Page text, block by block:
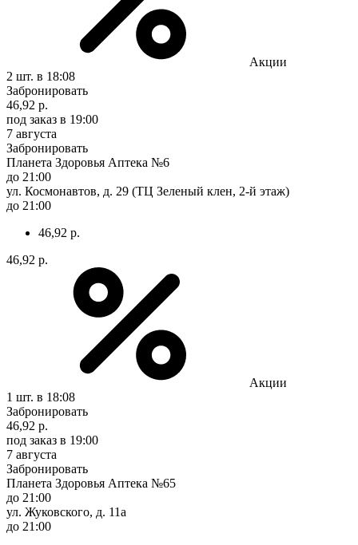
Акции
2 шт. в 18:08
Забронировать
46,92 р.
под заказ в 19:00
7 августа
Забронировать
Планета Здоровья Аптека №6
до 21:00
ул. Космонавтов, д. 29 (ТЦ Зеленый клен, 2-й этаж)
до 21:00
46,92 р.
46,92 р.
Акции
1 шт. в 18:08
Забронировать
46,92 р.
под заказ в 19:00
7 августа
Забронировать
Планета Здоровья Аптека №65
до 21:00
ул. Жуковского, д. 11а
до 21:00